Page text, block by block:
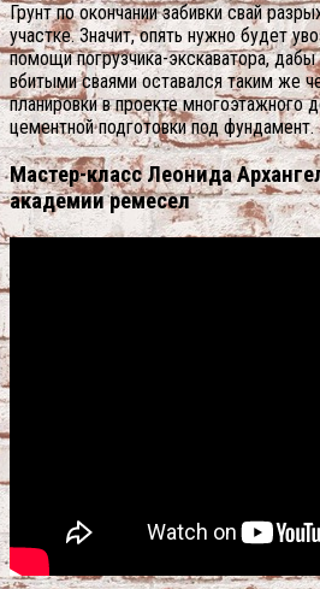
Грунт по окончании забивки свай
участке. Значит, опять нужно будет
помощи погрузчика-экскаватора,
вбитыми сваями оставался таким же
планировки в проекте многоэтажного
цементной подготовки под фундамент.
Мастер-класс Леонида
академии ремесел